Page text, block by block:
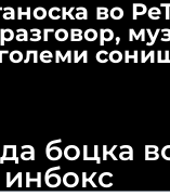
во
боцка
инбокс